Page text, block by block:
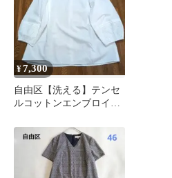
¥7,300
自由区【洗える】テンセ
ルコットンエンブロイダ
ス